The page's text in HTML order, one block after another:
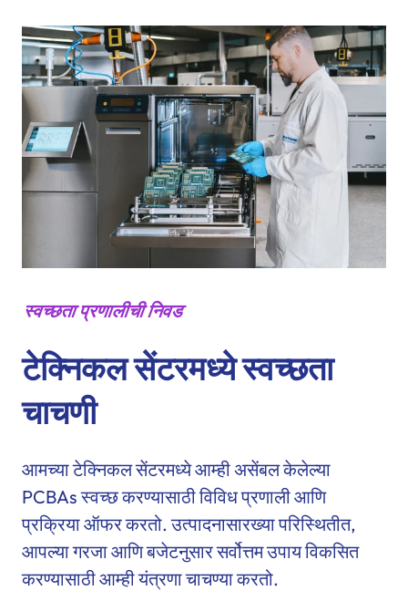
स्वच्छता प्रणालीची निवड
टेक्निकल सेंटरमध्ये स्वच्छता
चाचणी
आमच्या टेक्निकल सेंटरमध्ये आम्ही असेंबल केलेल्या
PCBAs स्वच्छ करण्यासाठी विविध प्रणाली आणि
प्रक्रिया ऑफर करतो. उत्पादनासारख्या परिस्थितीत,
आपल्या गरजा आणि बजेटनुसार सर्वोत्तम उपाय विकसित
करण्यासाठी आम्ही यंत्रणा चाचण्या करतो.